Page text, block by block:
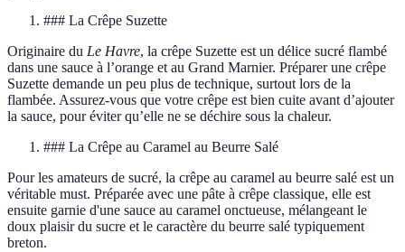
### La Crêpe Suzette
Originaire du Le Havre, la crêpe Suzette est un délice sucré flambé
dans une sauce à l’orange et au Grand Marnier. Préparer une crêpe
Suzette demande un peu plus de technique, surtout lors de la
flambée. Assurez-vous que votre crêpe est bien cuite avant d’ajouter
la sauce, pour éviter qu’elle ne se déchire sous la chaleur.
### La Crêpe au Caramel au Beurre Salé
Pour les amateurs de sucré, la crêpe au caramel au beurre salé est un
véritable must. Préparée avec une pâte à crêpe classique, elle est
ensuite garnie d'une sauce au caramel onctueuse, mélangeant le
doux plaisir du sucre et le caractère du beurre salé typiquement
breton.